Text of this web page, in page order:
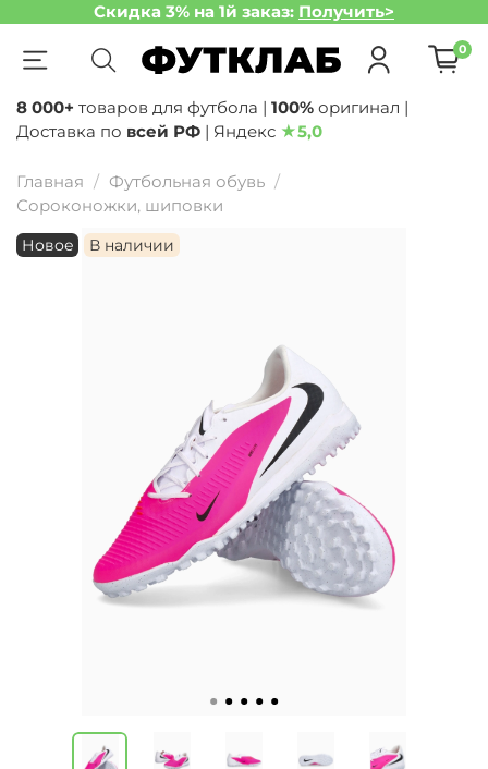
Скидка 3% на 1й заказ: Получить>
0
8 000+ товаров для футбола | 100% оригинал |
Доставка по всей РФ | Яндекс ★5,0
Главная
Футбольная обувь
Сороконожки, шиповки
Новое В наличии